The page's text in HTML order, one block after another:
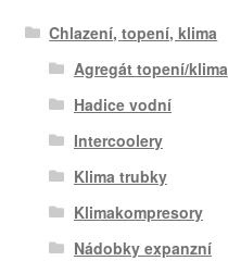
Chlazení, topení, klima
Agregát topení/klima
Hadice vodní
Intercoolery
Klima trubky
Klimakompresory
Nádobky expanzní